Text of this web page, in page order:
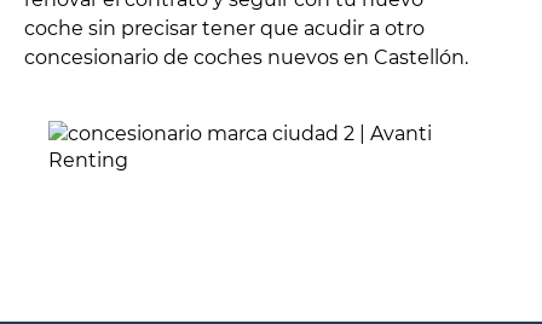
coche sin precisar tener que acudir a otro
concesionario de coches nuevos en Castellón.